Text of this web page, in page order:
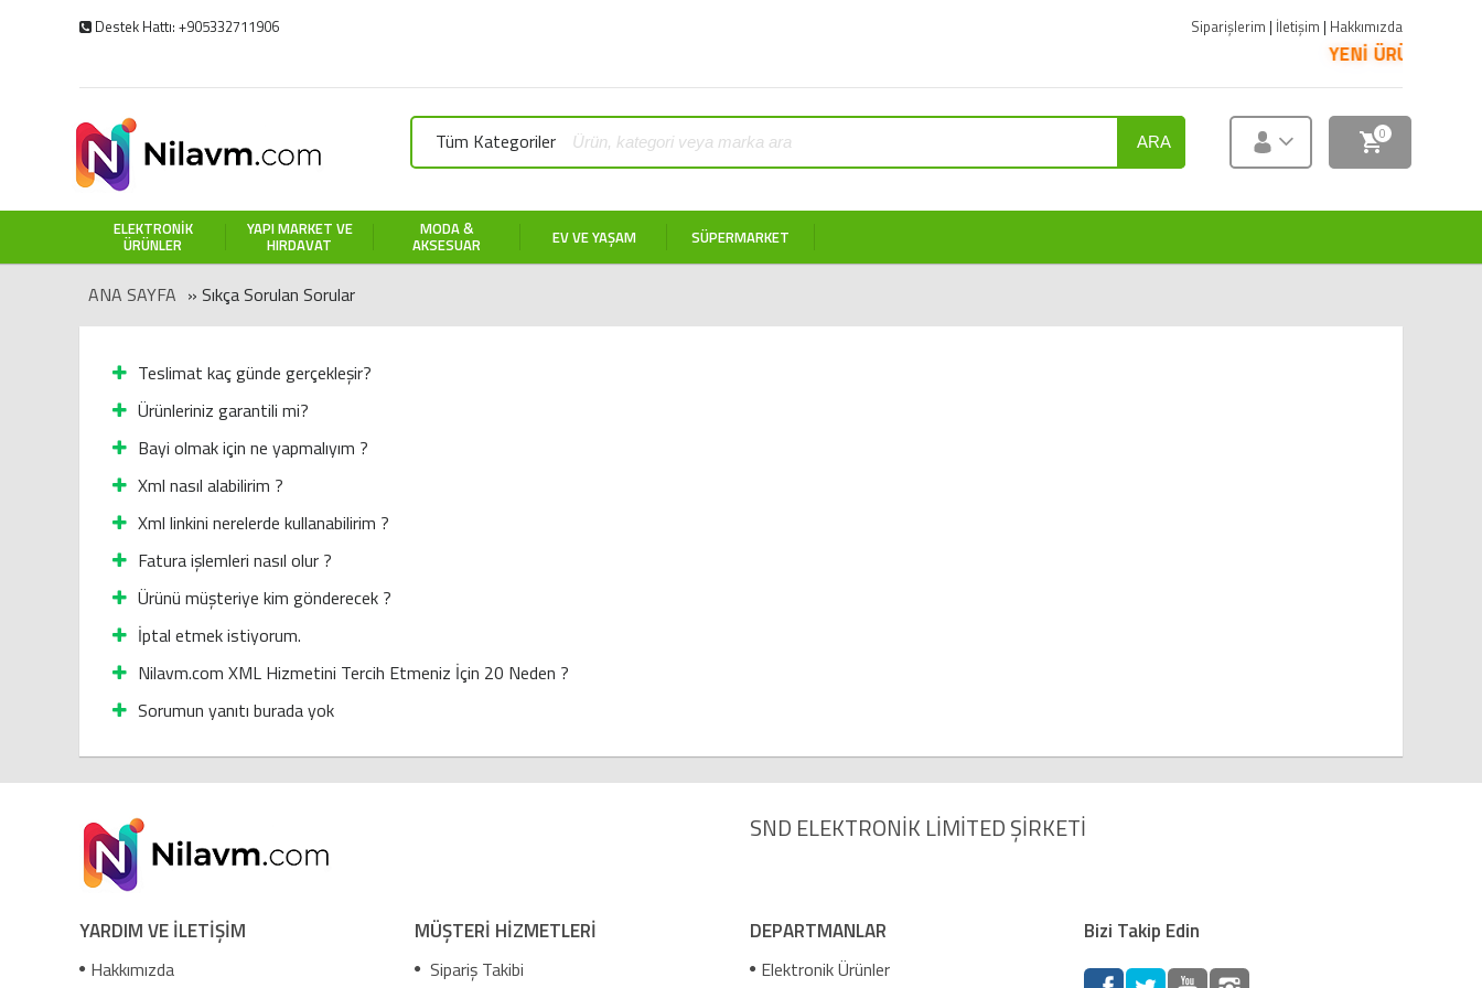
Destek Hattı: +905332711906 Siparişlerim | İletişim | Hakkımızda
YENİ ÜRÜNLER
Tüm Kategoriler ARA 0
ELEKTRONIK
ÜRÜNLER
YAPI MARKET VE
HIRDAVAT
MODA &
AKSESUAR EV VE YAŞAM SÜPERMARKET
ANA SAYFA » Sıkça Sorulan Sorular
Teslimat kaç günde gerçekleşir?
Ürünleriniz garantili mi?
Bayi olmak için ne yapmalıyım ?
Xml nasıl alabilirim ?
Xml linkini nerelerde kullanabilirim ?
Fatura işlemleri nasıl olur ?
Ürünü müşteriye kim gönderecek ?
İptal etmek istiyorum.
Nilavm.com XML Hizmetini Tercih Etmeniz İçin 20 Neden ?
Sorumun yanıtı burada yok
SND ELEKTRONİK LİMİTED ŞİRKETİ
YARDIM VE İLETİŞİM
Hakkımızda
MÜŞTERİ HİZMETLERİ
Sipariş Takibi
DEPARTMANLAR
Elektronik Ürünler
Bizi Takip Edin